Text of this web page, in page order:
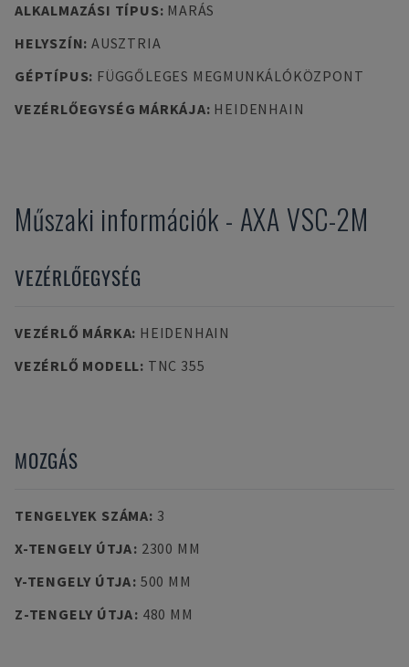
ALKALMAZÁSI TÍPUS: MARÁS
HELYSZÍN: AUSZTRIA
GÉPTÍPUS: FÜGGŐLEGES MEGMUNKÁLÓKÖZPONT
VEZÉRLŐEGYSÉG MÁRKÁJA: HEIDENHAIN
Műszaki információk - AXA VSC-2M
VEZÉRLŐEGYSÉG
VEZÉRLŐ MÁRKA: HEIDENHAIN
VEZÉRLŐ MODELL: TNC 355
MOZGÁS
TENGELYEK SZÁMA: 3
X-TENGELY ÚTJA: 2300 MM
Y-TENGELY ÚTJA: 500 MM
Z-TENGELY ÚTJA: 480 MM